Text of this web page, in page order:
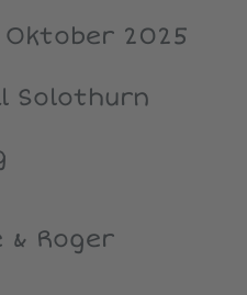
Oktober 2025
Solothurn
& Roger